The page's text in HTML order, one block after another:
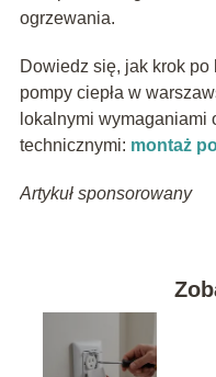
ogrzewania.
Dowiedz się, jak krok
pompy ciepła w
lokalnymi wymaganiami
technicznymi: montaż
Artykuł sponsorowany